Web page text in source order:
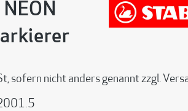
NEON
sofern nicht anders genannt zzgl.